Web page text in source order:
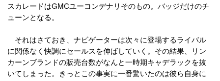
スカレードはGMCユーコンデナリそのもの。バッジだけのチ
ューンとなる。
それはさておき、ナビゲーターは次々に登場するライバル
に関係なく快調にセールスを伸ばしていく。その結果、リン
カーンブランドの販売台数がなんと一時期キャデラックを抜
いてしまった。きっとこの事実に一番驚いたのは彼ら自身に